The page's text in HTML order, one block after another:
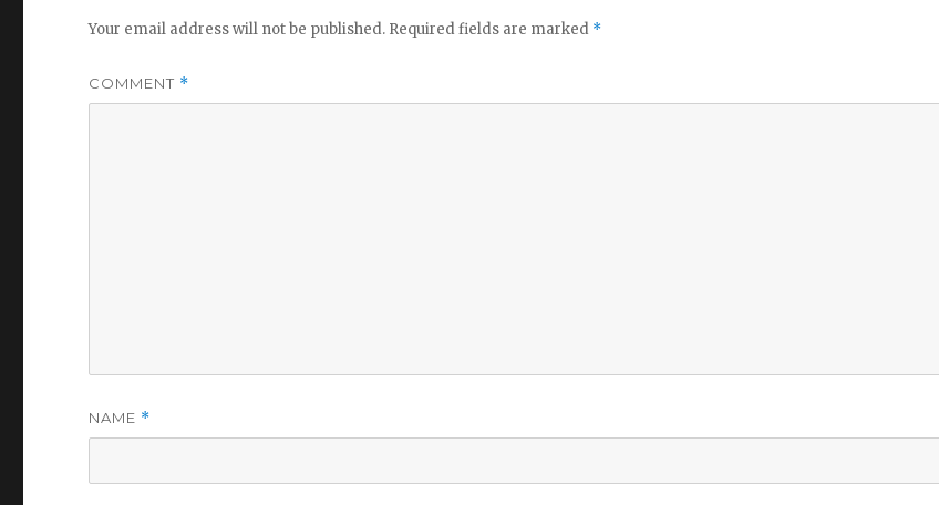
Your email address will not be published. Required fields are marked *
COMMENT *
NAME *